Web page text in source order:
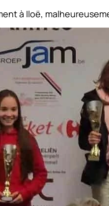
à Iloë,